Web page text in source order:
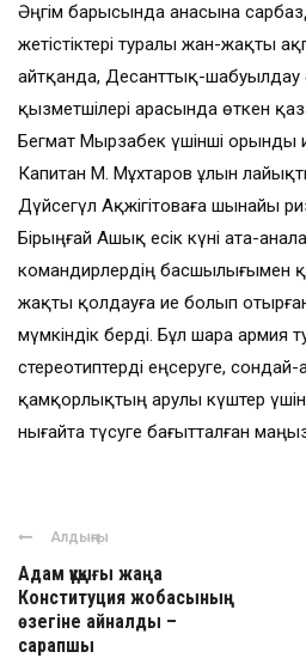
Әңгім барысында анасына
жетістіктері туралы жан-жақты
айтқанда, Десанттық-шабуылдау
қызметшілері арасында өткен
Бегмат Мырзабек үшінші орынды
Капитан М. Мұхтаров ұлын
Дүйсегүл Ақжігітоваға шынайы
Бірыңғай Ашық есік күні ата-
командирлердің басшылығымен
жақты қолдауға ие болып
мүмкіндік берді. Бұл шара армия
стереотиптерді еңсеруге,
қамқорлықтың Қарулы күштер
нығайта түсуге бағытталған
Алдыңғы
Адам құқығы жаңа
Конституция жобасының
өзегіне айналды –
сарапшы